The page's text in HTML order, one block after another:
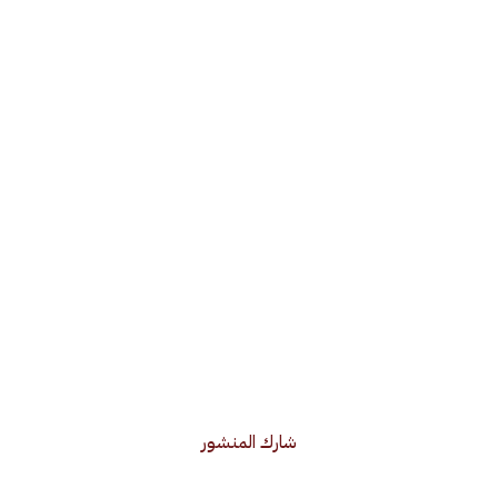
شارك المنشور